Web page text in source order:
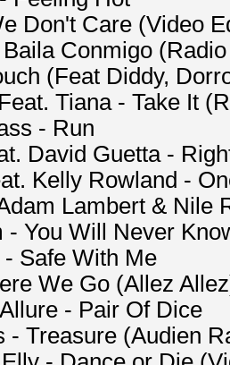
Don't Care (Video
Conmigo
(Feat Diddy,
Tiana - Take It
- Run
David Guetta -
Kelly Rowland -
Lambert & Nile
- You Will Never
Safe With Me
We Go (Allez
- Pair Of Dice
- Treasure (Audien